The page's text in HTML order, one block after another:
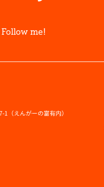
Follow me!
（えんがーの富有内）